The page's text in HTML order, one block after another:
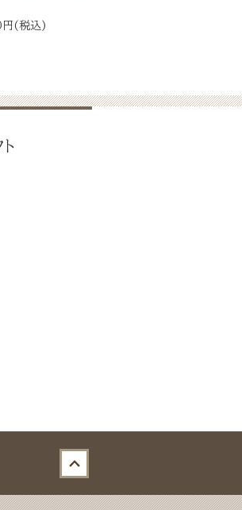
(税込)